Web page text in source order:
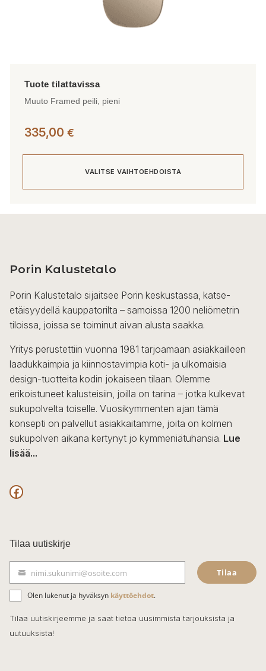
Muuto Framed peili, pieni
335,00 €
VALITSE VAIHTOEHDOISTA
muunnelma.
tehdä
valinnat
tuotteen
sivulla.
Porin Kalustetalo
Porin Kalustetalo sijaitsee Porin keskustassa, katse-
etäisyydellä kauppatorilta – samoissa 1200 neliömetrin
tiloissa, joissa se toiminut aivan alusta saakka.
Yritys perustettiin vuonna 1981 tarjoamaan asiakkailleen
laadukkaimpia ja kiinnostavimpia koti- ja ulkomaisia
design-tuotteita kodin jokaiseen tilaan. Olemme
erikoistuneet kalusteisiin, joilla on tarina – jotka kulkevat
sukupolvelta toiselle. Vuosikymmenten ajan tämä
konsepti on palvellut asiakkaitamme, joita on kolmen
sukupolven aikana kertynyt jo kymmeniätuhansia. Lue
lisää...
F
c
e
b
o
o
k
Tilaa uutiskirje
ä
h
k
nimi.sukunimi@osoite.com Tilaa
Olen lukenut ja hyväksyn käyttöehdot.
Tilaa uutiskirjeemme ja saat tietoa uusimmista tarjouksista ja
uutuuksista!